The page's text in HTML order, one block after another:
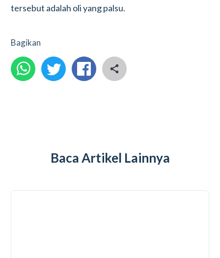
tersebut adalah oli yang palsu.
Bagikan
Baca Artikel Lainnya